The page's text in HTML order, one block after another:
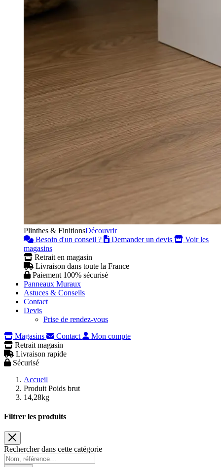
Plinthes & FinitionsDécouvrir
Besoin d'un conseil ?
Demander un devis
Voir les
magasins
Retrait en magasin
Livraison dans toute la France
Paiement 100% sécurisé
Panneaux Muraux
Astuces & Conseils
Contact
Devis
Prise de rendez-vous
Magasins
Contact
Mon compte
Retrait magasin
Livraison rapide
Sécurisé
Accueil
Produit Poids brut
14,28kg
Filtrer les produits
Rechercher dans cette catégorie